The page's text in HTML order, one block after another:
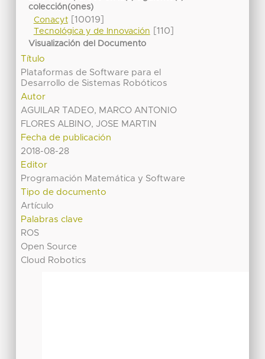
colección(ones)
Conacyt[10019]
Tecnológica y de Innovación [110]
Visualización del Documento
Título
Plataformas de Software para el
Desarrollo de Sistemas Robóticos
Autor
AGUILAR TADEO, MARCO ANTONIO
FLORES ALBINO, JOSE MARTIN
Fecha de publicación
2018-08-28
Editor
Programación Matemática y Software
Tipo de documento
Artículo
Palabras clave
ROS
Open Source
Cloud Robotics